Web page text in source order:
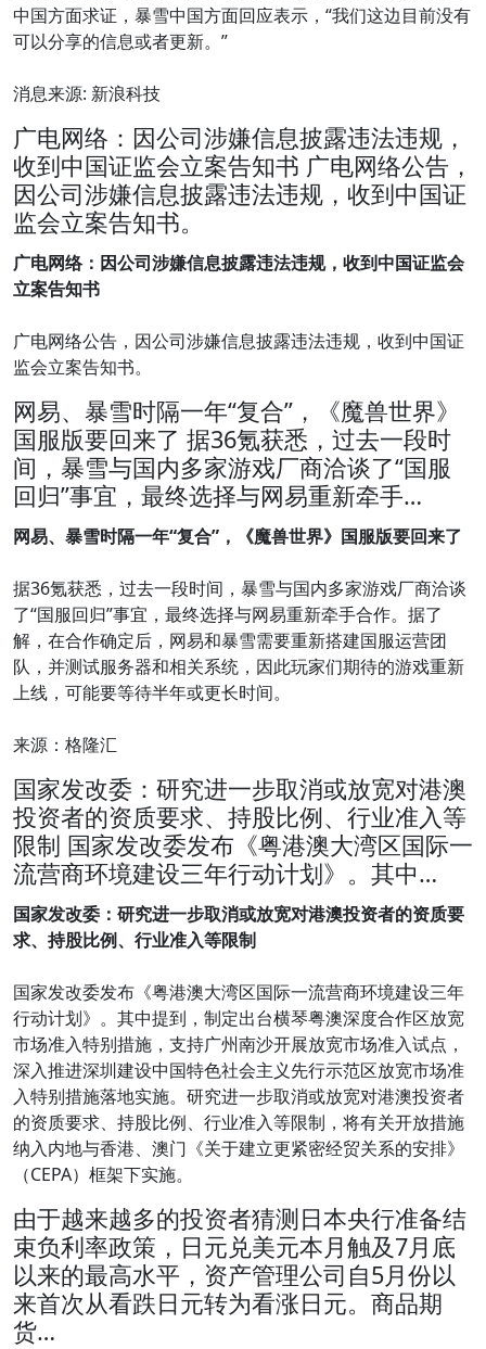
中国方面求证，暴雪中国方面回应表示，“我们这边目前没有
可以分享的信息或者更新。”
消息来源: 新浪科技
广电网络：因公司涉嫌信息披露违法违规，
收到中国证监会立案告知书 广电网络公告，
因公司涉嫌信息披露违法违规，收到中国证
监会立案告知书。
广电网络：因公司涉嫌信息披露违法违规，收到中国证监会
立案告知书
广电网络公告，因公司涉嫌信息披露违法违规，收到中国证
监会立案告知书。
网易、暴雪时隔一年“复合”，《魔兽世界》
国服版要回来了 据36氪获悉，过去一段时
间，暴雪与国内多家游戏厂商洽谈了“国服
回归”事宜，最终选择与网易重新牵手…
网易、暴雪时隔一年“复合”，《魔兽世界》国服版要回来了
据36氪获悉，过去一段时间，暴雪与国内多家游戏厂商洽谈
了“国服回归”事宜，最终选择与网易重新牵手合作。据了
解，在合作确定后，网易和暴雪需要重新搭建国服运营团
队，并测试服务器和相关系统，因此玩家们期待的游戏重新
上线，可能要等待半年或更长时间。
来源：格隆汇
国家发改委：研究进一步取消或放宽对港澳
投资者的资质要求、持股比例、行业准入等
限制 国家发改委发布《粤港澳大湾区国际一
流营商环境建设三年行动计划》。其中…
国家发改委：研究进一步取消或放宽对港澳投资者的资质要
求、持股比例、行业准入等限制
国家发改委发布《粤港澳大湾区国际一流营商环境建设三年
行动计划》。其中提到，制定出台横琴粤澳深度合作区放宽
市场准入特别措施，支持广州南沙开展放宽市场准入试点，
深入推进深圳建设中国特色社会主义先行示范区放宽市场准
入特别措施落地实施。研究进一步取消或放宽对港澳投资者
的资质要求、持股比例、行业准入等限制，将有关开放措施
纳入内地与香港、澳门《关于建立更紧密经贸关系的安排》
（CEPA）框架下实施。
由于越来越多的投资者猜测日本央行准备结
束负利率政策，日元兑美元本月触及7月底
以来的最高水平，资产管理公司自5月份以
来首次从看跌日元转为看涨日元。商品期
货…